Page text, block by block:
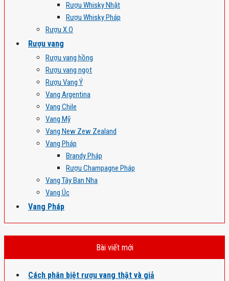
Rượu Whisky Nhật
Rượu Whisky Pháp
Rượu X.O
Rượu vang
Rượu vang hồng
Rượu vang ngọt
Rượu Vang Ý
Vang Argentina
Vang Chile
Vang Mỹ
Vang New Zew Zealand
Vang Pháp
Brandy Pháp
Rượu Champagne Pháp
Vang Tây Ban Nha
Vang Úc
Vang Pháp
Bài viết mới
Cách phân biệt rượu vang thật và giả